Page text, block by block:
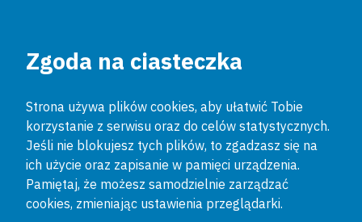
Zgoda na ciasteczka
Strona używa plików cookies, aby ułatwić Tobie
korzystanie z serwisu oraz do celów statystycznych.
Jeśli nie blokujesz tych plików, to zgadzasz się na
ich użycie oraz zapisanie w pamięci urządzenia.
Pamiętaj, że możesz samodzielnie zarządzać
cookies, zmieniając ustawienia przeglądarki.